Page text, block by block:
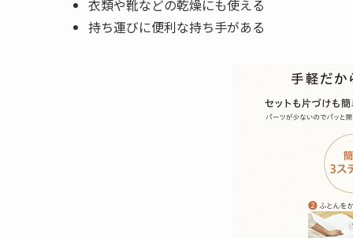
衣類や靴などの乾燥にも使える
持ち運びに便利な持ち手がある